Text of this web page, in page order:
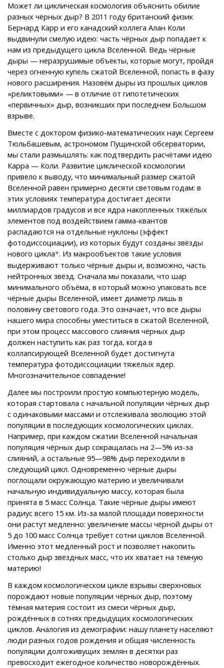
Может ли циклическая космология объяснить обилие
разных чёрных дыр? В 2011 году британский физик
Бернард Карр и его канадский коллега Алан Коли
выдвинули смелую идею: часть чёрных дыр попадает к
нам из предыдущего цикла Вселенной. Ведь чёрные
дыры — неразрушимые объекты, которые могут, пройдя
через огненную купель сжатой Вселенной, попасть в фазу
нового расширения. Назовём дыры из прошлых циклов
«реликтовыми» — в отличие от гипотетических
«первичных» дыр, возникших при последнем Большом
взрыве.
Вместе с доктором физико-математических наук Сергеем
Тюльбашевым, астрономом Пущинской обсерватории,
мы стали размышлять: как подтвердить расчётами идею
Карра — Коли. Развитие циклической космологии
привело к выводу, что минимальный размер сжатой
Вселенной равен примерно десяти световым годам: в
этих условиях температура достигает десяти
миллиардов градусов и все ядра накопленных тяжёлых
элементов под воздействием гамма-квантов
распадаются на отдельные нуклоны (эффект
фотодиссоциации), из которых будут созданы звёзды
нового цикла*. Из макрообъектов такие условия
выдерживают только чёрные дыры и, возможно, часть
нейтронных звёзд. Сначала мы показали, что шар
минимального объёма, в который можно упаковать все
чёрные дыры Вселенной, имеет диаметр лишь в
половину светового года. Это означает, что все дыры
нашего мира способны уместиться в сжатой Вселенной,
при этом процесс массового слияния чёрных дыр
должен наступить как раз тогда, когда в
коллапсирующей Вселенной будет достигнута
температура фотодиссоциации тяжёлых ядер.
Многозначительное совпадение!
Далее мы построили простую компьютерную модель,
которая стартовала с начальной популяции чёрных дыр
с одинаковыми массами и отслеживала эволюцию этой
популяции в последующих космологических циклах.
Например, при каждом сжатии Вселенной начальная
популяция чёрных дыр сокращалась на 2—5% из-за
слияний, а остальные 95—98% дыр переходили в
следующий цикл. Одновременно чёрные дыры
поглощали окружающую материю и увеличивали
начальную индивидуальную массу, которая была
принята в 5 масс Солнца. Такие чёрные дыры имеют
радиус всего 15 км. Из-за малой площади поверхности
они растут медленно: увеличение массы чёрной дыры от
5 до 100 масс Солнца требует сотни циклов Вселенной.
Именно этот медленный рост и позволяет накопить
столько дыр звёздных масс, что их хватает на тёмную
материю!
В каждом космологическом цикле взрывы сверхновых
порождают новые популяции чёрных дыр, поэтому
тёмная материя состоит из смеси чёрных дыр,
рождённых в сотнях предыдущих космологических
циклов. Аналогия из демографии: нашу планету населяют
люди разных годов рождения и общая численность
популяции долгоживущих землян в десятки раз
превосходит ежегодное количество новорождённых.